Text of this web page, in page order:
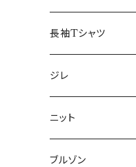
50/XL～
48/L
50/XL～
46/M
48/L
50/XL～
～44/S
46/M
48/L
50/XL～
長袖Tシャツ
～44/S
46/M
48/L
ジレ
～44/S
46/M
ニット
～44/S
ブルゾン